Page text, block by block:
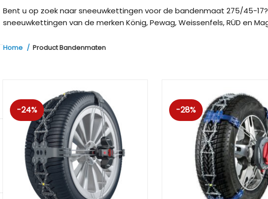
Bent u op zoek naar sneeuwkettingen voor de bandenmaat 275/45-
sneeuwkettingen van de merken König, Pewag, Weissenfels, RÜD en
Home Product Bandenmaten
-24% -28%